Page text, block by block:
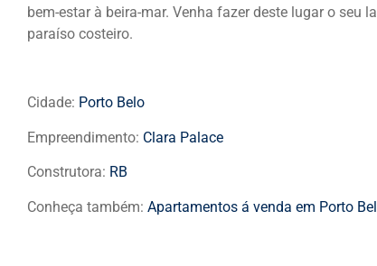
bem-estar à beira-mar. Venha fazer deste lugar o seu
paraíso costeiro.
Cidade: Porto Belo
Empreendimento: Clara Palace
Construtora: RB
Conheça também: Apartamentos á venda em Porto